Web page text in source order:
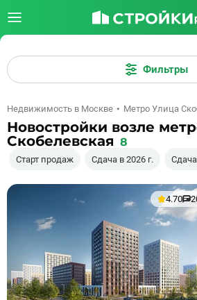
Фильтры
Недвижимость в Москве Метро Улица
Новостройки возле
Скобелевская 8
Старт продаж Сдача в 2026 г. Сдача
4.70